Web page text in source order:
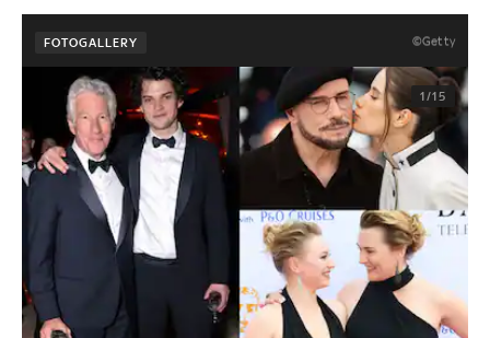
FOTOGALLERY ©Getty
1/15